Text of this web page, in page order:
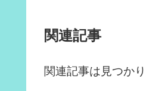
関連記事
関連記事は見つか